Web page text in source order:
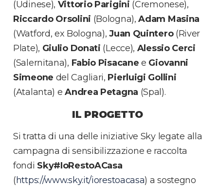
(Udinese), Vittorio Parigini (Cremonese),
Riccardo Orsolini (Bologna),Adam Masina
(Watford, ex Bologna),Juan Quintero(River
Plate), Giulio Donati (Lecce), Alessio Cerci
(Salernitana), Fabio Pisacane e Giovanni
Simeone del Cagliari, Pierluigi Gollini
(Atalanta) eAndrea Petagna (Spal).
IL PROGETTO
Si tratta di una delle iniziative Sky legate alla
campagna di sensibilizzazione e raccolta
fondi Sky#IoRestoACasa
(https://www.sky.it/iorestoacasa) a sostegno